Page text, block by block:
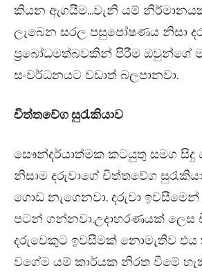
කියන ඇගයීම…වැනි යම්
ලැබෙන සරල පසුපෝෂණය නිසා
ප්‍රබෝධමත්බවකින් පිරීම ඔවුන්ගේ
සංවර්ධනයට වඩාත් බලපානවා.
චිත්තවේග සුරැකියාව
සෞන්දර්යාත්මක කටයුතු සමග
නිසාම දරුවාගේ චිත්තවේග
ගොඩ නැගෙනවා. දරුවා
පටන් ගන්නවා.උදාහරණයක් ලෙස
දරුවෙකුට ඉවසීමක් නොමැතිව එය
වගේම යම් කාර්යක නිරත වීමේ